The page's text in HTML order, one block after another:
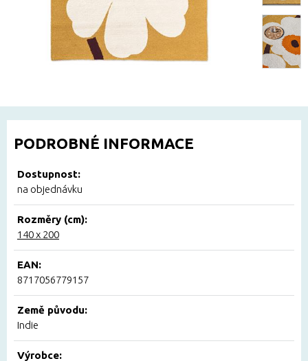
PODROBNÉ INFORMACE
Dostupnost:
na objednávku
Rozměry (cm):
140 x 200
EAN:
8717056779157
Země původu:
Indie
Výrobce: